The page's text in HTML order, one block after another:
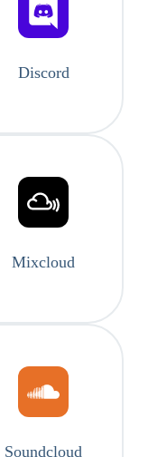
Discord
Mixcloud
Soundcloud